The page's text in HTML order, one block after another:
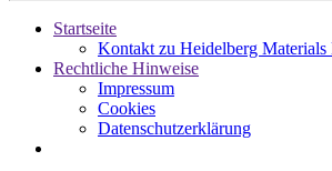
Startseite
Kontakt zu Heidelberg Materials
Rechtliche Hinweise
Impressum
Cookies
Datenschutzerklärung